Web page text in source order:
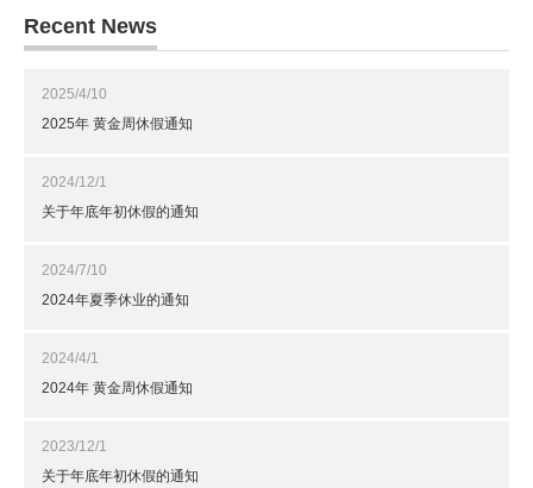
Recent News
2025/4/10
2025年 黄金周休假通知
2024/12/1
关于年底年初休假的通知
2024/7/10
2024年夏季休业的通知
2024/4/1
2024年 黄金周休假通知
2023/12/1
关于年底年初休假的通知